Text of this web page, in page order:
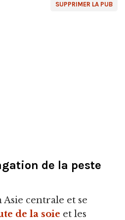
SUPPRIMER LA PUB
de la peste
Asie centrale et se
de la soie et les